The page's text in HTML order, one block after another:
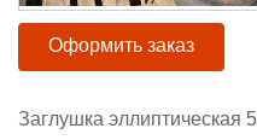
Оформить заказ
Заглушка эллиптическая